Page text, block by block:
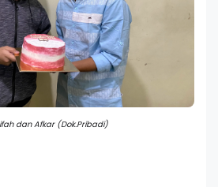
dan Afkar (Dok.Pribadi)